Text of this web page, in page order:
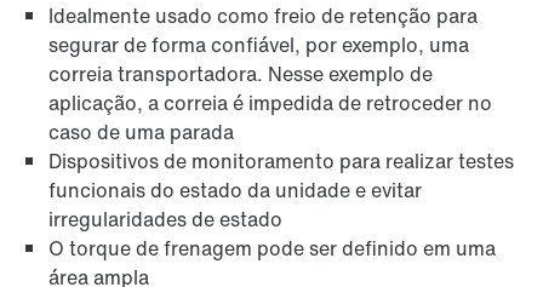
Idealmente usado como freio de retenção para
segurar de forma confiável, por exemplo, uma
correia transportadora. Nesse exemplo de
aplicação, a correia é impedida de retroceder no
caso de uma parada
Dispositivos de monitoramento para realizar testes
funcionais do estado da unidade e evitar
irregularidades de estado
O torque de frenagem pode ser definido em uma
área ampla